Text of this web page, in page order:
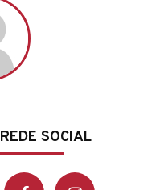
REDE SOCIAL